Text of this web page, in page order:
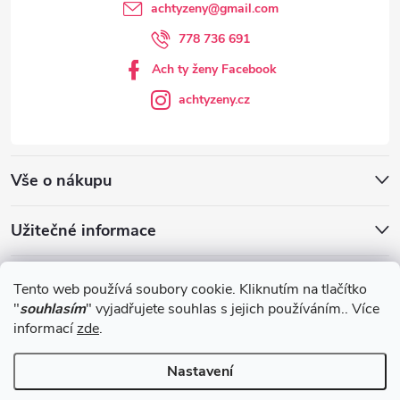
Tento web používá soubory cookie. Kliknutím na tlačítko
"souhlasím" vyjadřujete souhlas s jejich používáním.. Více
informacízde.
Nastavení
Vše o nákupu
Užitečné informace
achtyzeny@gmail.com
778 736 691
Ach ty ženy Facebook
achtyzeny.cz
Blog